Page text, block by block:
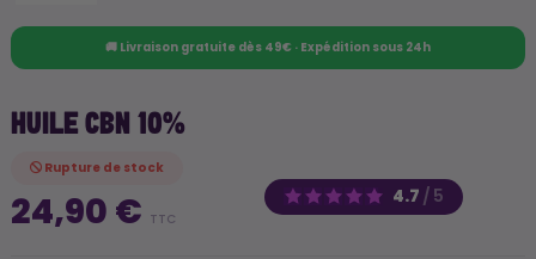
🚚 Livraison gratuite dès 49€ · Expédition sous 24h
HUILE CBN 10%
4.7 / 5
Rupture de stock
24,90 € TTC